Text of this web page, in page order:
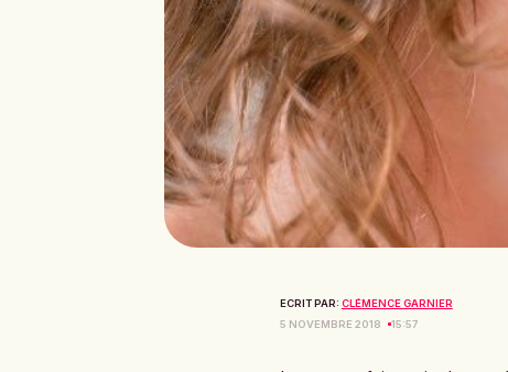
ECRIT PAR: CLÉMENCE GARNIER
5 NOVEMBRE 2018
15:57